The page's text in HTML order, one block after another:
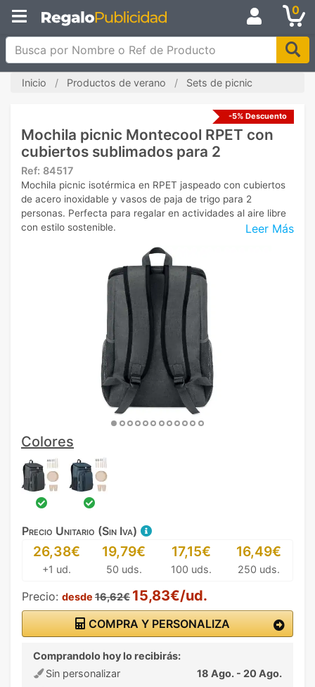
0
Busca por Nombre o Ref de Producto
Inicio Productos de verano Sets de picnic
-5% Descuento
Mochila picnic Montecool RPET con
cubiertos sublimados para 2
Ref: 84517
Leer Más
Mochila picnic isotérmica en RPET jaspeado con cubiertos
de acero inoxidable y vasos de paja de trigo para 2
personas. Perfecta para regalar en actividades al aire libre
con estilo sostenible.
Colores
Precio Unitario (Sin Iva)
26,38€
+1 ud.
19,79€
50 uds.
17,15€
100 uds.
16,49€
250 uds.
Precio: desde 16,62€ 15,83€/ud.
COMPRA Y PERSONALIZA
Comprandolo hoy lo recibirás:
Sin personalizar
18 Ago. - 20 Ago.